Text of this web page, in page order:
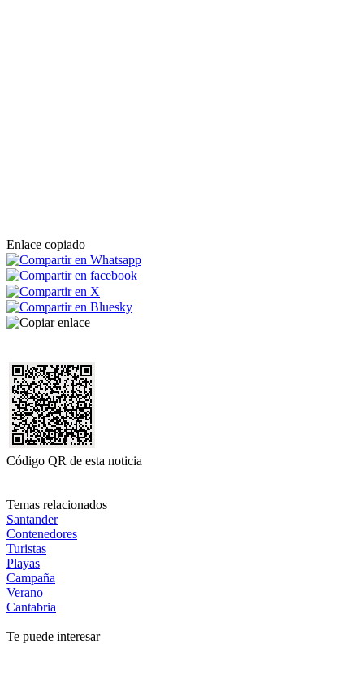
Enlace copiado
Código QR de esta noticia
Temas relacionados
Santander
Contenedores
Turistas
Playas
Campaña
Verano
Cantabria
Te puede interesar